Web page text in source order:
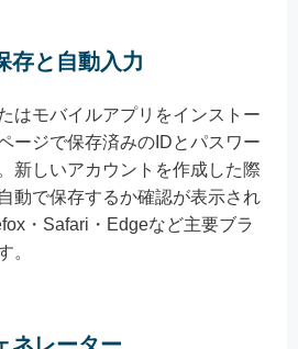
存と自動入力
はモバイルアプリをインストー
ージで保存済みのIDとパスワー
新しいアカウントを作成した際
動で保存するか確認が表示され
・Safari・Edgeなど主要ブラ
。